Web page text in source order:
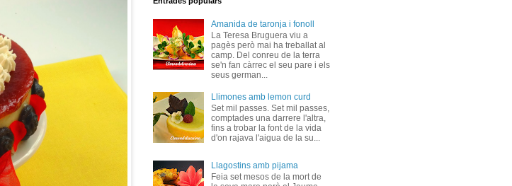
Amanida de taronja i fonoll
La Teresa Bruguera viu a
pagès però mai ha treballat al
camp. Del conreu de la terra
se'n fan càrrec el seu pare i els
seus german...
Llimones amb lemon curd
Set mil passes. Set mil passes,
comptades una darrere l'altra,
fins a trobar la font de la vida
d'on rajava l'aigua de la su...
Llagostins amb pijama
Feia set mesos de la mort de